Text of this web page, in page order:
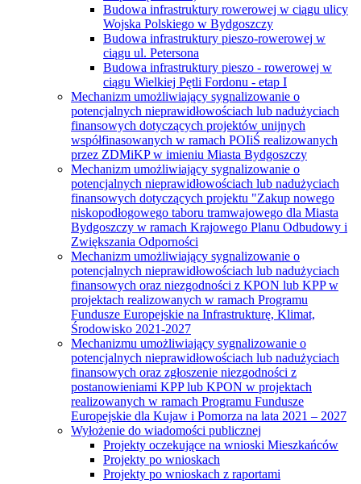
Budowa infrastruktury rowerowej w ciągu ulicy
Wojska Polskiego w Bydgoszczy
Budowa infrastruktury pieszo-rowerowej w
ciągu ul. Petersona
Budowa infrastruktury pieszo - rowerowej w
ciągu Wielkiej Pętli Fordonu - etap I
Mechanizm umożliwiający sygnalizowanie o
potencjalnych nieprawidłowościach lub nadużyciach
finansowych dotyczących projektów unijnych
współfinasowanych w ramach POIiŚ realizowanych
przez ZDMiKP w imieniu Miasta Bydgoszczy
Mechanizm umożliwiający sygnalizowanie o
potencjalnych nieprawidłowościach lub nadużyciach
finansowych dotyczących projektu "Zakup nowego
niskopodłogowego taboru tramwajowego dla Miasta
Bydgoszczy w ramach Krajowego Planu Odbudowy i
Zwiększania Odporności
Mechanizm umożliwiający sygnalizowanie o
potencjalnych nieprawidłowościach lub nadużyciach
finansowych oraz niezgodności z KPON lub KPP w
projektach realizowanych w ramach Programu
Fundusze Europejskie na Infrastrukturę, Klimat,
Środowisko 2021-2027
Mechanizmu umożliwiający sygnalizowanie o
potencjalnych nieprawidłowościach lub nadużyciach
finansowych oraz zgłoszenie niezgodności z
postanowieniami KPP lub KPON w projektach
realizowanych w ramach Programu Fundusze
Europejskie dla Kujaw i Pomorza na lata 2021 – 2027
Wyłożenie do wiadomości publicznej
Projekty oczekujące na wnioski Mieszkańców
Projekty po wnioskach
Projekty po wnioskach z raportami